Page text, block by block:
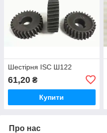
Шестірня ISC Ш122
61,20 ₴
Купити
Про нас